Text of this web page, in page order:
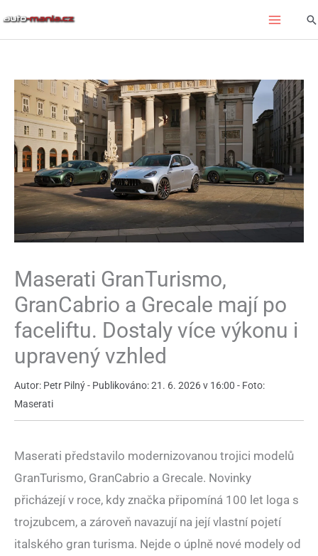
Maserati GranTurismo,
GranCabrio a Grecale mají po
faceliftu. Dostaly více výkonu i
upravený vzhled
Autor: Petr Pilný - Publikováno: 21. 6. 2026 v 16:00 - Foto:
Maserati
Maserati představilo modernizovanou trojici modelů
GranTurismo, GranCabrio a Grecale. Novinky
přicházejí v roce, kdy značka připomíná 100 let loga s
trojzubcem, a zároveň navazují na její vlastní pojetí
italského gran turisma. Nejde o úplně nové modely od